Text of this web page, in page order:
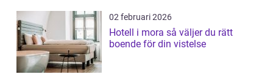
02 februari 2026
Hotell i mora så väljer du rätt
boende för din vistelse